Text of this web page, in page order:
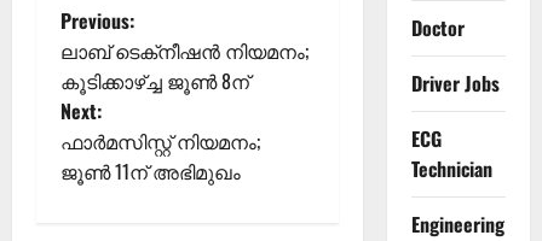
P
o
s
t
Previous:
ലാബ് ടെക്‌നീഷന്‍ നിയമനം;
കൂടിക്കാഴ്ച്ച ജൂണ്‍ 8ന്‌
Next:
ഫാര്‍മസിസ്റ്റ് നിയമനം;
ജൂണ്‍ 11ന് അഭിമുഖം
Doctor
Driver Jobs
ECG
Technician
Engineering